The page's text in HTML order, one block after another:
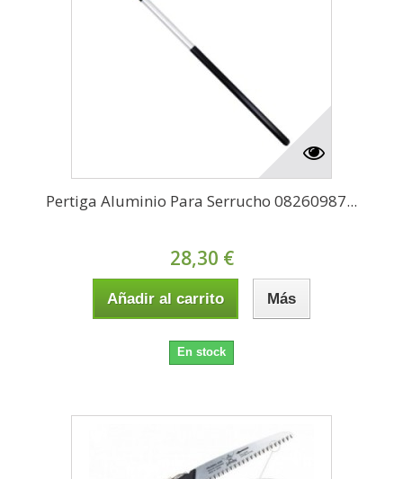
Pertiga Aluminio Para Serrucho 08260987...
28,30 €
Añadir al carrito Más
En stock